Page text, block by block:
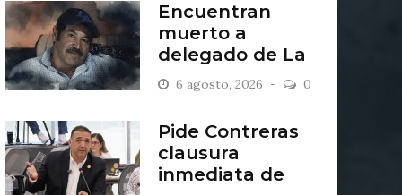
Encuentran
muerto a
delegado de La
Sandía
6 agosto, 2026 0
Pide Contreras
clausura
inmediata de